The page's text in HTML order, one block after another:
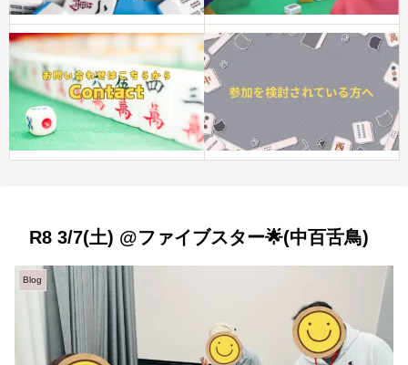
R8 3/7(土) @ファイブスター🌟(中百舌鳥)
Blog